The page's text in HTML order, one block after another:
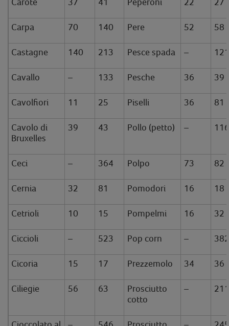
Carpa 70 140 Pere 52 58
Castagne 140 213 Pesce spada –
Cavallo – 133 Pesche 36 39
Cavolfiori 11 25 Piselli 36 81
Cavolo di
Bruxelles
39 43 Pollo (petto) –
Ceci – 364 Polpo 73 82
Cernia 32 81 Pomodori 16 18
Cetrioli 10 15 Pompelmi 16 32
Ciccioli – 523 Pop corn –
Cicoria 15 17 Prezzemolo 34 36
Ciliegie 56 63
Prosciutto
cotto
–